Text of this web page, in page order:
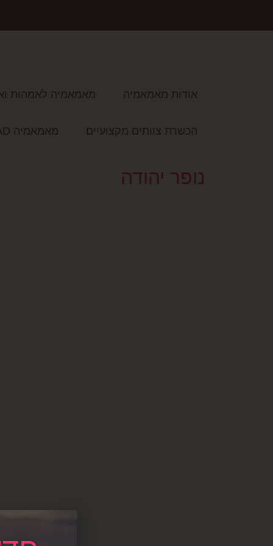
אודות מאמאמיה מאמאמיה לאמהות
הכשרת צוותים מקצועיים מאמאמיה READ
נופר יהודה